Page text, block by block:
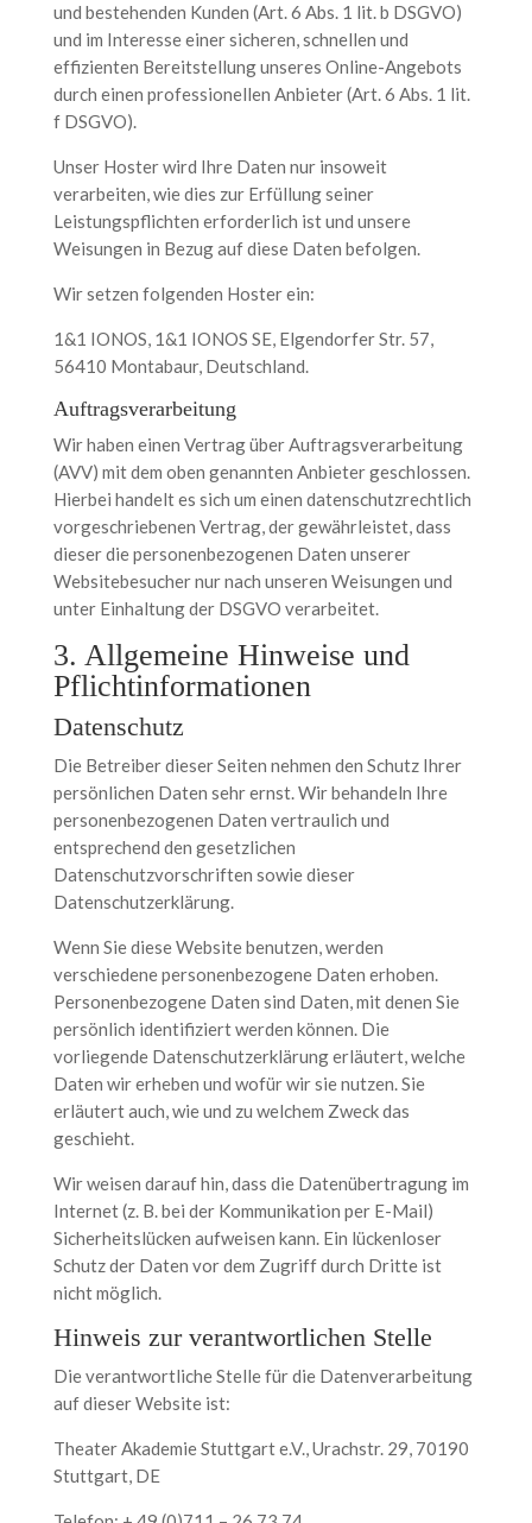
und bestehenden Kunden (Art. 6 Abs. 1 lit. b DSGVO)
und im Interesse einer sicheren, schnellen und
effizienten Bereitstellung unseres Online-Angebots
durch einen professionellen Anbieter (Art. 6 Abs. 1 lit.
f DSGVO).
Unser Hoster wird Ihre Daten nur insoweit
verarbeiten, wie dies zur Erfüllung seiner
Leistungspflichten erforderlich ist und unsere
Weisungen in Bezug auf diese Daten befolgen.
Wir setzen folgenden Hoster ein:
1&1 IONOS, 1&1 IONOS SE, Elgendorfer Str. 57,
56410 Montabaur, Deutschland.
Auftragsverarbeitung
Wir haben einen Vertrag über Auftragsverarbeitung
(AVV) mit dem oben genannten Anbieter geschlossen.
Hierbei handelt es sich um einen datenschutzrechtlich
vorgeschriebenen Vertrag, der gewährleistet, dass
dieser die personenbezogenen Daten unserer
Websitebesucher nur nach unseren Weisungen und
unter Einhaltung der DSGVO verarbeitet.
3. Allgemeine Hinweise und
Pflicht­informationen
Datenschutz
Die Betreiber dieser Seiten nehmen den Schutz Ihrer
persönlichen Daten sehr ernst. Wir behandeln Ihre
personenbezogenen Daten vertraulich und
entsprechend den gesetzlichen
Datenschutzvorschriften sowie dieser
Datenschutzerklärung.
Wenn Sie diese Website benutzen, werden
verschiedene personenbezogene Daten erhoben.
Personenbezogene Daten sind Daten, mit denen Sie
persönlich identifiziert werden können. Die
vorliegende Datenschutzerklärung erläutert, welche
Daten wir erheben und wofür wir sie nutzen. Sie
erläutert auch, wie und zu welchem Zweck das
geschieht.
Wir weisen darauf hin, dass die Datenübertragung im
Internet (z. B. bei der Kommunikation per E-Mail)
Sicherheitslücken aufweisen kann. Ein lückenloser
Schutz der Daten vor dem Zugriff durch Dritte ist
nicht möglich.
Hinweis zur verantwortlichen Stelle
Die verantwortliche Stelle für die Datenverarbeitung
auf dieser Website ist:
Theater Akademie Stuttgart e.V., Urachstr. 29, 70190
Stuttgart, DE